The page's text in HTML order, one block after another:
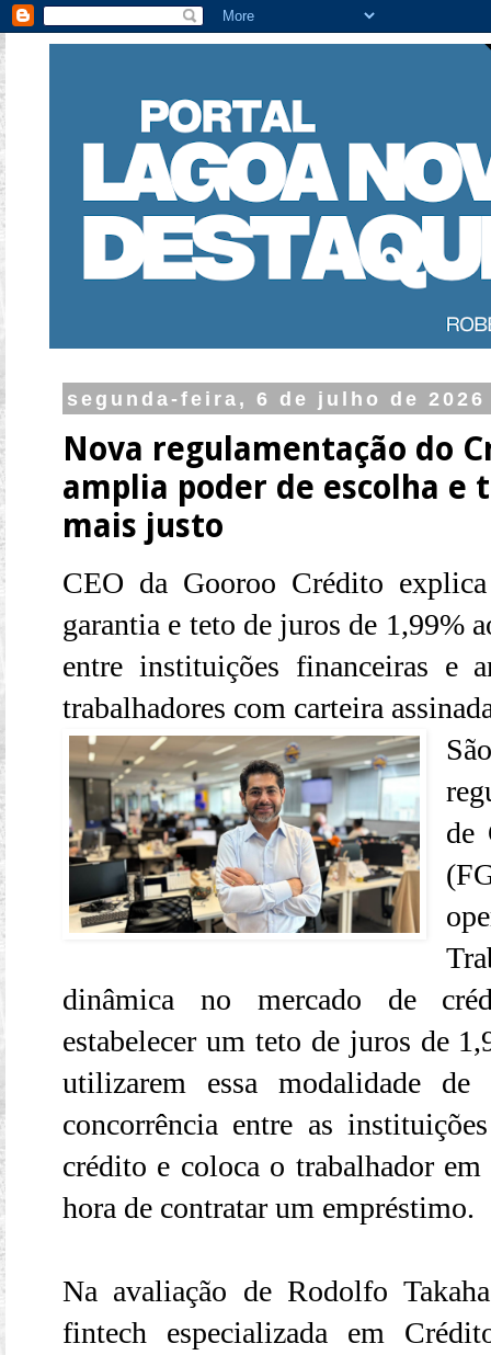
segunda-feira, 6 de julho de 2026
Nova regulamentação do
amplia poder de escolha e
mais justo
CEO da Gooroo Crédito
garantia e teto de juros de 1,99%
entre instituições financeiras e
trabalhadores com carteira
de
dinâmica no mercado de
estabelecer um teto de juros de
utilizarem essa modalidade
concorrência entre as
crédito e coloca o trabalhador
hora de contratar um empréstimo.
Na avaliação de Rodolfo
fintech especializada em